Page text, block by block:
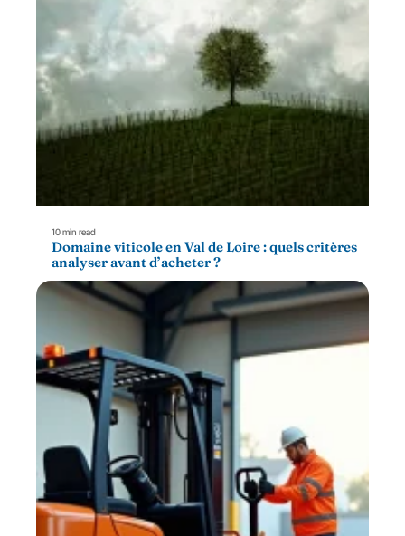
10 min read
Domaine viticole en Val de Loire : quels critères
analyser avant d’acheter ?